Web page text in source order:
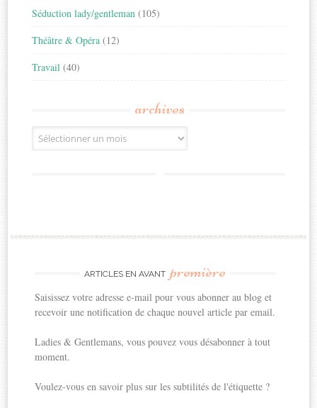
Séduction lady/gentleman (105)
Théâtre & Opéra (12)
Travail (40)
archives
Archives
ARTICLES EN AVANT première
Saisissez votre adresse e-mail pour vous abonner au blog et
recevoir une notification de chaque nouvel article par email.
Ladies & Gentlemans, vous pouvez vous désabonner à tout
moment.
Voulez-vous en savoir plus sur les subtilités de l'étiquette ?